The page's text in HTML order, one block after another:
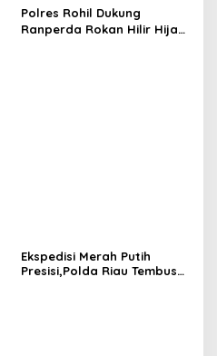
Polres Rohil Dukung
Ranperda Rokan Hilir Hijau,
Ekspedisi Merah Putih
Presisi,Polda Riau Tembus